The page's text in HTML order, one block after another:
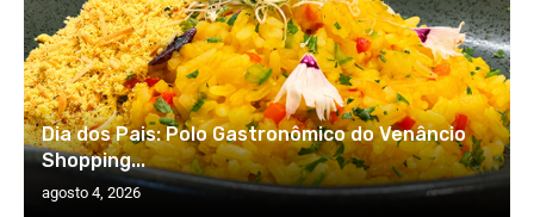
Dia dos Pais: Polo Gastronômico do Venâncio
Shopping...
agosto 4, 2026